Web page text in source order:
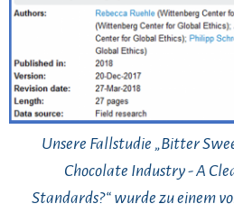
Unsere Fallstudie „Bitter
Chocolate Industry - A
Standards?“ wurde zu einem